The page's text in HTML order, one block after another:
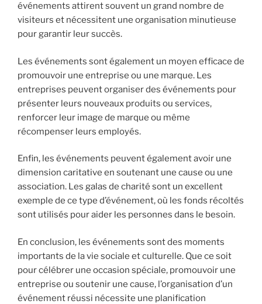
événements attirent souvent un grand nombre de
visiteurs et nécessitent une organisation minutieuse
pour garantir leur succès.
Les événements sont également un moyen efficace de
promouvoir une entreprise ou une marque. Les
entreprises peuvent organiser des événements pour
présenter leurs nouveaux produits ou services,
renforcer leur image de marque ou même
récompenser leurs employés.
Enfin, les événements peuvent également avoir une
dimension caritative en soutenant une cause ou une
association. Les galas de charité sont un excellent
exemple de ce type d’événement, où les fonds récoltés
sont utilisés pour aider les personnes dans le besoin.
En conclusion, les événements sont des moments
importants de la vie sociale et culturelle. Que ce soit
pour célébrer une occasion spéciale, promouvoir une
entreprise ou soutenir une cause, l’organisation d’un
événement réussi nécessite une planification